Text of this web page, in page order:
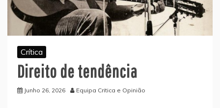
Crítica
Direito de tendência
Junho 26, 2026 Equipa Critica e Opinião